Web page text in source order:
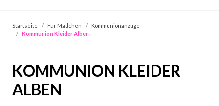
Startseite Für Mädchen
Kommunionanzüge
Kommunion Kleider Alben
KOMMUNION KLEIDER
ALBEN